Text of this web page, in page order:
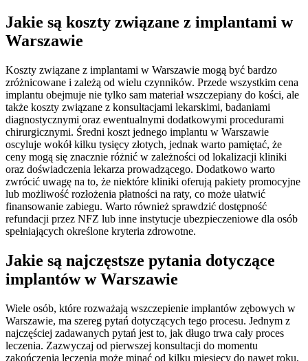
Jakie są koszty związane z implantami w
Warszawie
Koszty związane z implantami w Warszawie mogą być bardzo
zróżnicowane i zależą od wielu czynników. Przede wszystkim cena
implantu obejmuje nie tylko sam materiał wszczepiany do kości, ale
także koszty związane z konsultacjami lekarskimi, badaniami
diagnostycznymi oraz ewentualnymi dodatkowymi procedurami
chirurgicznymi. Średni koszt jednego implantu w Warszawie
oscyluje wokół kilku tysięcy złotych, jednak warto pamiętać, że
ceny mogą się znacznie różnić w zależności od lokalizacji kliniki
oraz doświadczenia lekarza prowadzącego. Dodatkowo warto
zwrócić uwagę na to, że niektóre kliniki oferują pakiety promocyjne
lub możliwość rozłożenia płatności na raty, co może ułatwić
finansowanie zabiegu. Warto również sprawdzić dostępność
refundacji przez NFZ lub inne instytucje ubezpieczeniowe dla osób
spełniających określone kryteria zdrowotne.
Jakie są najczęstsze pytania dotyczące
implantów w Warszawie
Wiele osób, które rozważają wszczepienie implantów zębowych w
Warszawie, ma szereg pytań dotyczących tego procesu. Jednym z
najczęściej zadawanych pytań jest to, jak długo trwa cały proces
leczenia. Zazwyczaj od pierwszej konsultacji do momentu
zakończenia leczenia może minąć od kilku miesięcy do nawet roku,